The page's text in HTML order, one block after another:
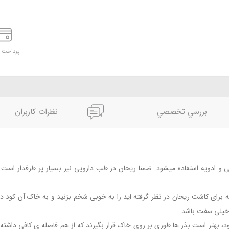
بررسي تخصصي نظرات کاربران
و ادویه استفاده میشود. ضمنا ریحان در طب دارویی نیز بسیار پر طرفدار
که برای کاشت ریحان در نظر گرفته اید را به خوبی شخم بزنید و به خاک آن
خیلی سفت باشد.
بهتر است بذر ها طوری بر روی خاک قرار بگیرند که از هم فاصله ی کافی